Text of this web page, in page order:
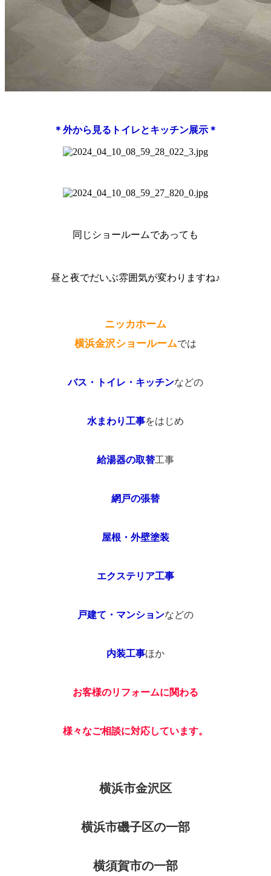
＊外から見るトイレとキッチン展示＊
同じショールームであっても
昼と夜でだいぶ雰囲気が変わりますね♪
ニッカホーム
横浜金沢ショールームでは
バス・トイレ・キッチンなどの
水まわり工事をはじめ
給湯器の取替工事
網戸の張替
屋根・外壁塗装
エクステリア工事
戸建て・マンションなどの
内装工事ほか
お客様のリフォームに関わる
様々なご相談に対応しています。
横浜市金沢区
横浜市磯子区の一部
横須賀市の一部